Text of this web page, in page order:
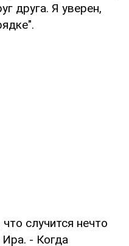
друга. Я уверен,
случится нечто
- Когда